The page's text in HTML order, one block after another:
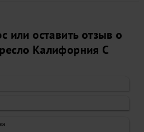
или оставить отзыв о
Калифорния C